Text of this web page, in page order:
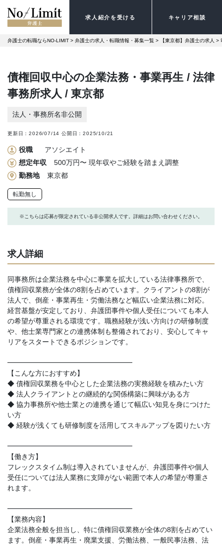
求人紹介を受ける キャリア相談
弁護士の転職ならNO-LIMIT > 弁護士の求人・転職情報・募集一覧 > 【東京都】弁護士の求人 >
債権回収中心の企業法務・事業再生 / 法律
事務所求人 / 東京都
法人・事務所名非公開
更新日：2026/07/14 公開日：2025/10/21
役職
アソシエイト
想定年収
500万円〜 現年収やご経験を踏まえ調整
勤務地
東京都
転勤無し
※こちらは応募が限定されている非公開求人です。詳細はお問い合わせください。
求人詳細
同事務所は企業法務を中心に事業を拡大している法律事務所で、
債権回収業務が全体の8割を占めています。クライアントの8割が
法人で、倒産・事業再生・労働法務など幅広い企業法務に対応。
経営基盤が安定しており、弁護団事件や個人受任についても本人
の希望が尊重される環境です。職務経験が浅い方向けの研修制度
や、他士業専門家との連携体制も整備されており、安心してキャ
リアをスタートできるポジションです。
━━━━━━━━━━━━━━━━━━
【こんな方におすすめ】
◆ 債権回収業務を中心とした企業法務の実務経験を積みたい方
◆ 法人クライアントとの継続的な関係構築に興味がある方
◆ 協力事務所や他士業との連携を通じて幅広い知見を身につけた
い方
◆ 経験が浅くても研修制度を活用してスキルアップを図りたい方
━━━━━━━━━━━━━━━━━━
【働き方】
フレックスタイム制は導入されていませんが、弁護団事件や個人
受任については法人業務に支障がない範囲で本人の希望が尊重さ
れます。
━━━━━━━━━━━━━━━━━━
【業務内容】
企業法務全般を担当し、特に債権回収業務が全体の8割を占めてい
ます。倒産・事業再生・廃業支援、労働法務、一般民事法務、法